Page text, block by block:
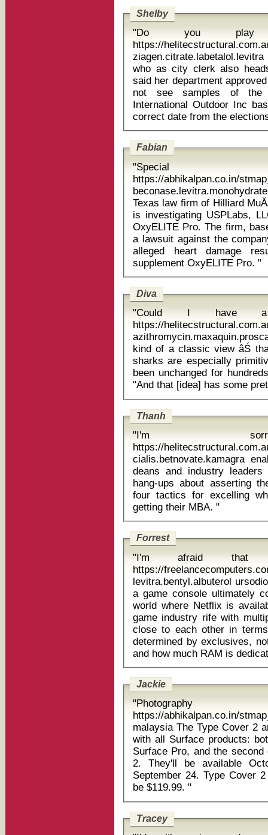
Shelby
"Do you play
https://
ziagen.citrate.labetalol.levitra
who as city clerk also
said her department
not see samples of the
International Outdoor Inc
Fabian
"Special
https://abhikalpan.co.in/
beconase.levitra.monohydrate
Texas law firm of Hilliard
is investigating USPLabs,
OxyELITE Pro. The firm,
a lawsuit against the
alleged heart damage
supplement OxyELITE Pro. "
Diva
"Could I have a
https://
kind of a classic view âŚ
sharks are especially
been unchanged for
Thanh
"I'm
https://
cialis.betnovate.kamagra enalapril a
deans and industry
hang-ups about asserting
four tactics for excelling
getting their MBA. "
Forrest
"I'm afraid that
https://
levitra.bentyl.albuterol ursodiol 300
a game console ultimately
world where Netflix is
game industry rife with
close to each other in
determined by exclusives,
Jackie
"Photography
https://abhikalpan.co.in/
malaysia The Type Cover 2 and Touch Cover 2 are both compatible
with all Surface products:
Surface Pro, and the
2. They'll be available
September 24. Type Cover
be $119.99. "
Tracey